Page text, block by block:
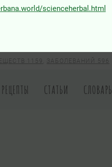
scienceherbal.html
1159 ЗАБОЛЕВАНИЙ 596
РЕЦЕПТЫ СТАТЬИ СЛОВАРЬ